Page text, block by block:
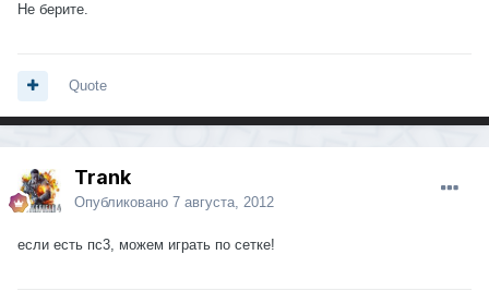
Не берите.
Quote
Trank
Опубликовано 7 августа, 2012
если есть пс3, можем играть по сетке!